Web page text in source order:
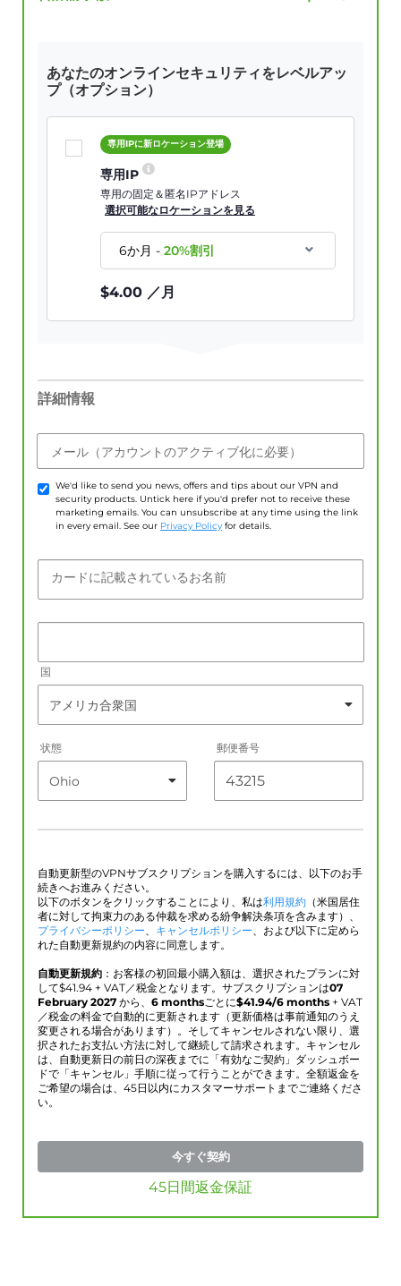
あなたのオンラインセキュリティをレベルアッ
プ（オプション）
専用IPに新ロケーション登場
専用IP
専用の固定＆匿名IPアドレス
選択可能なロケーションを見る
6か月-20%割引
$4.00 ／月
詳細情報
メール（アカウントのアクティブ化に必要）
We'd like to send you news, offers and tips about our VPN and
security products. Untick here if you'd prefer not to receive these
marketing emails. You can unsubscribe at any time using the link
in every email. See our Privacy Policy for details.
カードに記載されているお名前
国
状態 郵便番号
自動更新型のVPNサブスクリプションを購入するには、以下のお手
続きへお進みください。
以下のボタンをクリックすることにより、私は利用規約 （米国居住
者に対して拘束力のある仲裁を求める紛争解決条項を含みます）、
プライバシーポリシー、 キャンセルポリシー、および以下に定めら
れた自動更新規約の内容に同意します。
自動更新規約 ：お客様の初回最小購入額は、選択されたプランに対
して$41.94 + VAT／税金となります。サブスクリプションは07
February 2027 から、 6 monthsごとに$41.94/6 months + VAT
／税金の料金で自動的に更新されます（更新価格は事前通知のうえ
変更される場合があります）。そしてキャンセルされない限り、選
択されたお支払い方法に対して継続して請求されます。キャンセル
は、自動更新日の前日の深夜までに「有効なご契約」ダッシュボー
ドで「キャンセル」手順に従って行うことができます。全額返金を
ご希望の場合は、45日以内にカスタマーサポートまでご連絡くださ
い。
今すぐ契約
45日間返金保証